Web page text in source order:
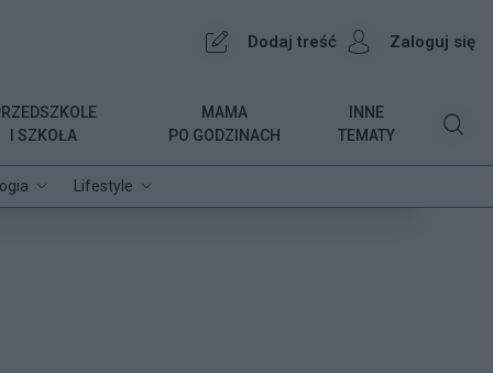
Dodaj treść Zaloguj się
Lifestyle
I SZKOŁA
MAMA
PO GODZINACH
INNE
TEMATY